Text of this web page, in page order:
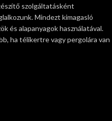
szolgáltatásként
Mindezt kimagasló
és alapanyagok használatával.
ha télikertre vagy pergolára van